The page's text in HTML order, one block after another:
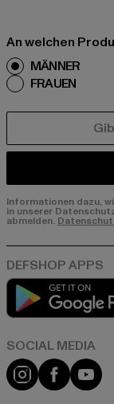
An welchen
MÄNNER
FRAUEN
Informationen dazu,
in unserer
abmelden.
Instagram